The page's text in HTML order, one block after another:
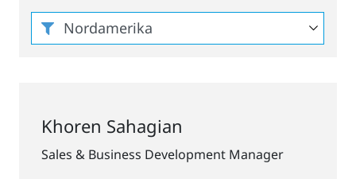
Khoren Sahagian
Sales & Business Development Manager